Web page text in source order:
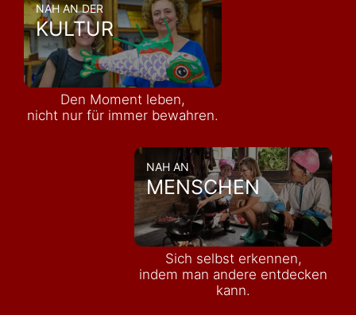
NAH AN DER
KULTUR
Den Moment leben,
nicht nur für immer bewahren.
NAH AN
MENSCHEN
Sich selbst erkennen,
indem man andere entdecken
kann.